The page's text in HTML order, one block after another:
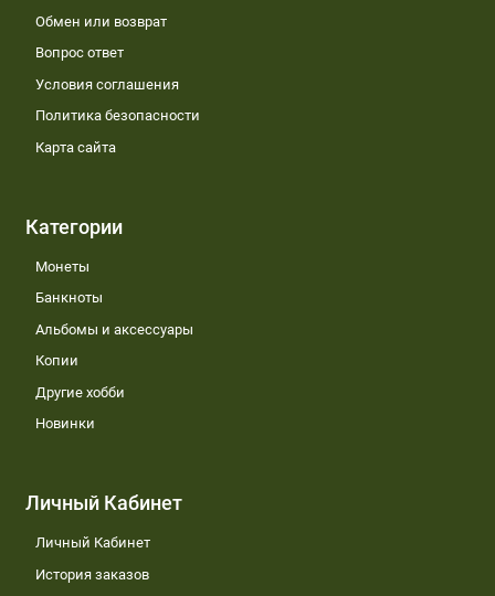
Обмен или возврат
Вопрос ответ
Условия соглашения
Политика безопасности
Карта сайта
Категории
Монеты
Банкноты
Альбомы и аксессуары
Копии
Другие хобби
Новинки
Личный Кабинет
Личный Кабинет
История заказов